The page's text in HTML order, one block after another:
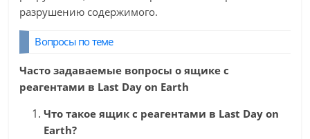
разрушению содержимого.
Вопросы по теме
Часто задаваемые вопросы о ящике с
реагентами в Last Day on Earth
Что такое ящик с реагентами в Last Day on
Earth?